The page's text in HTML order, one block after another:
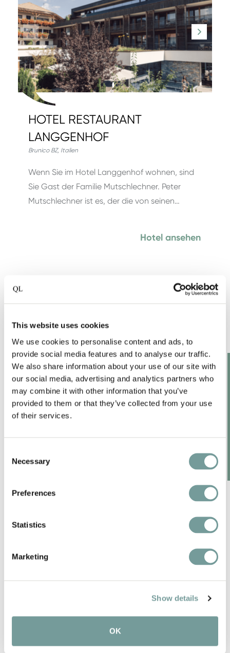
This website uses cookies
We use cookies to personalise content and ads, to
provide social media features and to analyse our traffic.
We also share information about your use of our site with
our social media, advertising and analytics partners who
may combine it with other information that you’ve
provided to them or that they’ve collected from your use
of their services.
Selection
Necessary
Preferences
Statistics
Marketing
Show details
OK
HOTEL RESTAURANT
LANGGENHOF
Brunico BZ, Italien
Wenn Sie im Hotel Langgenhof wohnen, sind
Sie Gast der Familie Mutschlechner. Peter
Mutschlechner ist es, der die von seinen…
Hotel ansehen
ANDERE LÄNDER
Wandern Sie durch schöne Wälder, schlendern
Weiterlesen